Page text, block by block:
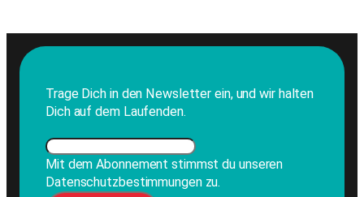
Trage Dich in den Newsletter ein, und wir halten
Dich auf dem Laufenden.
Mit dem Abonnement stimmst du unseren
Datenschutzbestimmungen zu.